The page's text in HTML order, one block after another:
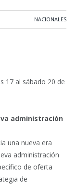
NACIONALES
17 al sábado 20 de
administración
una nueva era
administración
de oferta
de